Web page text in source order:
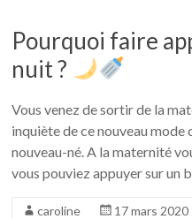
de nuit,
Maternity
Nurse
de nuit,
Maternity
Paris
Pourquoi faire
nuit ?
Vous venez de sortir de la
inquiète de ce nouveau
nouveau-né. A la maternité
vous pouviez appuyer sur un
caroline 17 mars 2020